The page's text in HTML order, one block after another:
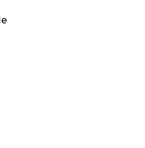
merihallinnon
25-0210 tarkistusta
pääsemään
joka auttaa minua
yli ja palaamaan